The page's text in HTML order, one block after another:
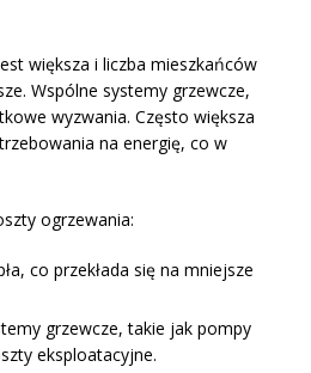
większa i liczba mieszkańców
Wspólne systemy grzewcze,
wyzwania. Często większa
na energię, co w
ogrzewania:
co przekłada się na mniejsze
grzewcze, takie jak pompy
eksploatacyjne.